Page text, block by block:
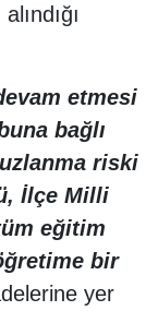
etmesi
bağlı
riski
İlçe Milli
eğitim
bir
yer